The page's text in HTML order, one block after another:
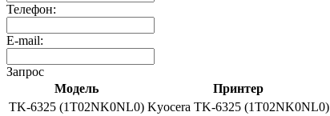
Телефон:
E-mail:
Запрос
Модель
Принтер
TK-6325 (1T02NK0NL0) Kyocera TK-6325 (1T02NK0NL0)